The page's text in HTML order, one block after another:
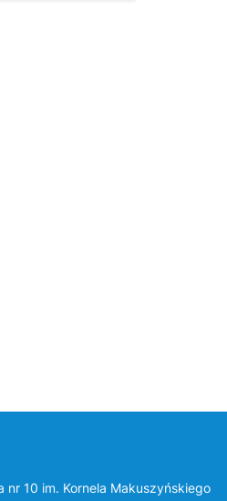
nr 10 im. Kornela Makuszyńskiego